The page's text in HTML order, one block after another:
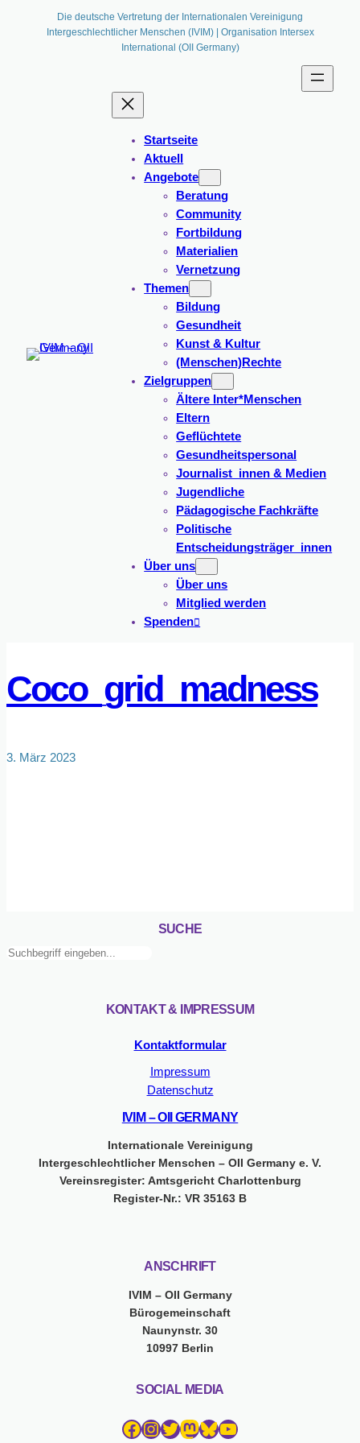
Die deutsche Vertretung der Internationalen Vereinigung
Intergeschlechtlicher Menschen (IVIM) | Organisation Intersex
International (OII Germany)
Startseite
Aktuell
Angebote
Beratung
Community
Fortbildung
Materialien
Vernetzung
Themen
Bildung
Gesundheit
Kunst & Kultur
(Menschen)Rechte
Zielgruppen
Ältere Inter*Menschen
Eltern
Geflüchtete
Gesundheitspersonal
Journalist_innen & Medien
Jugendliche
Pädagogische Fachkräfte
Politische
Entscheidungsträger_innen
Über uns
Über uns
Mitglied werden
Spenden
Coco_grid_madness
3. März 2023
SUCHE
Suchen
KONTAKT & IMPRESSUM
Kontaktformular
Impressum
Datenschutz
IVIM – OII GERMANY
Internationale Vereinigung
Intergeschlechtlicher Menschen – OII Germany e. V.
Vereinsregister: Amtsgericht Charlottenburg
Register-Nr.: VR 35163 B
ANSCHRIFT
IVIM – OII Germany
Bürogemeinschaft
Naunynstr. 30
10997 Berlin
SOCIAL MEDIA
Facebook InstagramTwitter Mastodon Bluesky YouTube